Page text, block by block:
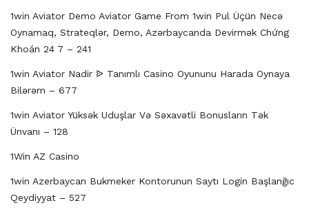
1win Aviator Demo Aviator Game From 1win Pul Üçün Necə
Oynamaq, Strateqlər, Demo, Azərbaycanda Devirmək Chứng
Khoán 24 7 – 241
1win Aviator Nadir ᐉ Tanımlı Casino Oyununu Harada Oynaya
Bilərəm – 677
1win Aviator Yüksək Uduşlar Və Səxavətli Bonusların Tək
Ünvanı – 128
1Win AZ Casino
1win Azerbaycan Bukmeker Kontorunun Saytı Login Başlanğıc
Qeydiyyat – 527